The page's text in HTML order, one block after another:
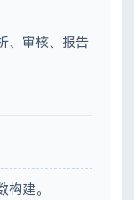
、审核、报告
建。